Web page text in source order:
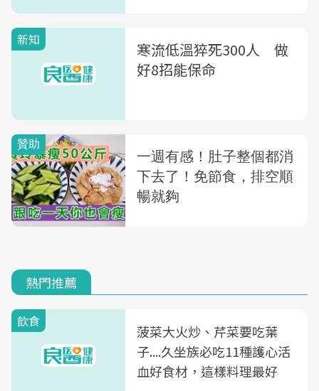
新知
寒流低溫猝死300人 做
好8招能保命
熱門推薦
飲食
菠菜大火炒、芹菜要吃葉
子....久坐族必吃11種護心活
血好食材，這樣料理最好